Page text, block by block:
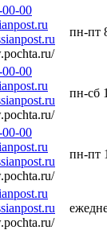
00
пн-пт
00
пн-сб
00
пн-пт